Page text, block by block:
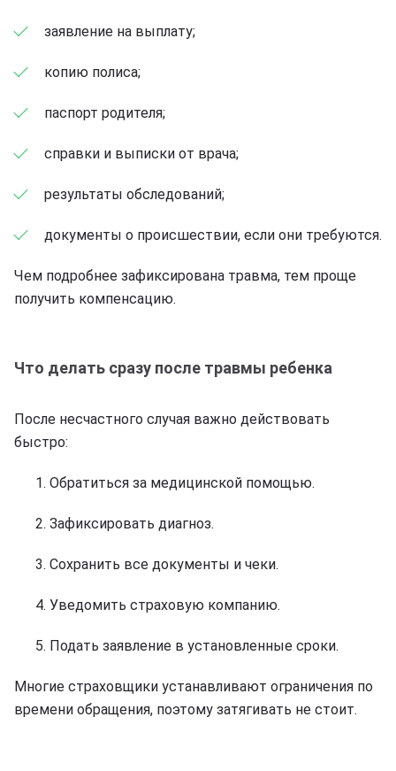
заявление на выплату;
копию полиса;
паспорт родителя;
справки и выписки от врача;
результаты обследований;
документы о происшествии, если они требуются.
Чем подробнее зафиксирована травма, тем проще
получить компенсацию.
Что делать сразу после травмы ребенка
После несчастного случая важно действовать
быстро:
Обратиться за медицинской помощью.
Зафиксировать диагноз.
Сохранить все документы и чеки.
Уведомить страховую компанию.
Подать заявление в установленные сроки.
Многие страховщики устанавливают ограничения по
времени обращения, поэтому затягивать не стоит.